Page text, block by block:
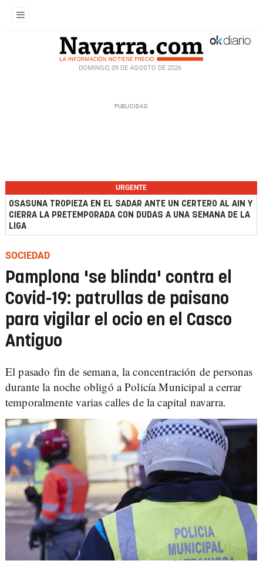
DOMINGO, 09 DE AGOSTO DE 2026
URGENTE
OSASUNA TROPIEZA EN EL SADAR ANTE UN CERTERO AL AIN Y
CIERRA LA PRETEMPORADA CON DUDAS A UNA SEMANA DE LA
LIGA
SOCIEDAD
Pamplona 'se blinda' contra el
Covid-19: patrullas de paisano
para vigilar el ocio en el Casco
Antiguo
El pasado fin de semana, la concentración de personas
durante la noche obligó a Policía Municipal a cerrar
temporalmente varias calles de la capital navarra.